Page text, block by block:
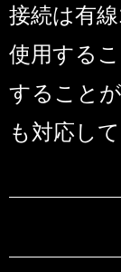
接続は有
使用する
すること
も対応し